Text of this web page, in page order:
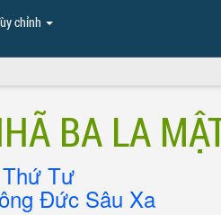
chỉnh
BA LA
Tư
Đức Sâu Xa